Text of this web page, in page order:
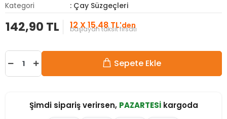
Kategori
: Çay Süzgeçleri
142,90 TL 12 X 15,48 TL'den
başlayan taksit fırsatı
Sepete Ekle
Şimdi sipariş verirsen, PAZARTESİkargoda